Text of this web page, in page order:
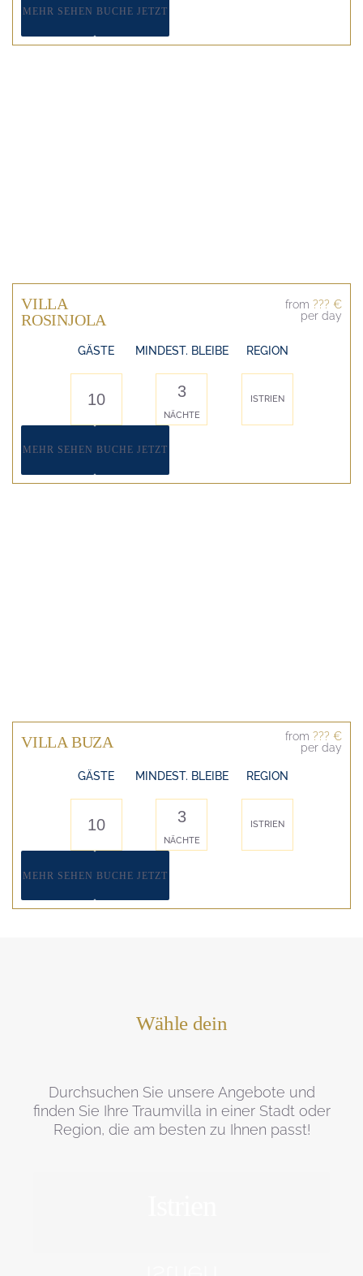
MEHR SEHEN BUCHE JETZT
VILLA
ROSINJOLA
from??? €
per day
GÄSTE
10
MINDEST. BLEIBE
3
NÄCHTE
REGION
ISTRIEN
MEHR SEHEN BUCHE JETZT
VILLA BUZA from??? €
per day
GÄSTE
10
MINDEST. BLEIBE
3
NÄCHTE
REGION
ISTRIEN
MEHR SEHEN BUCHE JETZT
Wähle dein
Durchsuchen Sie unsere Angebote und
finden Sie Ihre Traumvilla in einer Stadt oder
Region, die am besten zu Ihnen passt!